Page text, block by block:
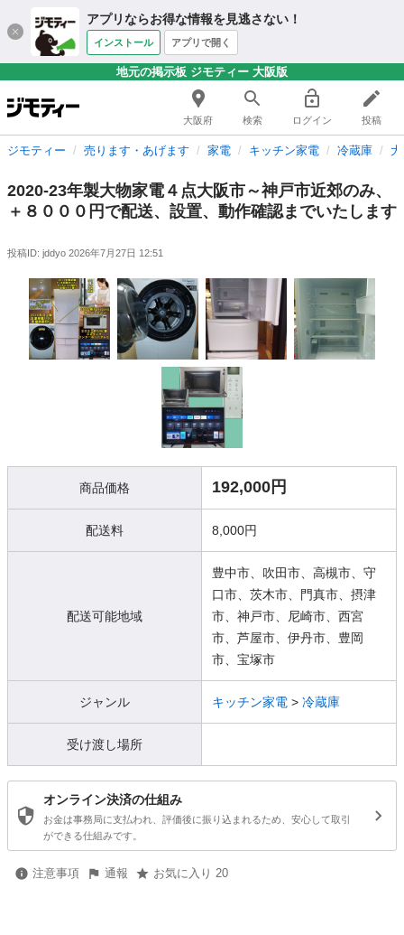
アプリならお得な情報を見逃さない！
インストール アプリで開く
地元の掲示板 ジモティー 大阪版
大阪府 検索 ログイン 投稿
ジモティー 売ります・あげます 家電 キッチン家電 冷蔵庫
2020-23年製大物家電４点大阪市～神戸市近郊のみ、
＋８０００円で配送、設置、動作確認までいたします
投稿ID: jddyo 2026年7月27日 12:51
商品価格 192,000円
配送料 8,000円
配送可能地域
豊中市、吹田市、高槻市、守
口市、茨木市、門真市、摂津
市、神戸市、尼崎市、西宮
市、芦屋市、伊丹市、豊岡
市、宝塚市
ジャンル キッチン家電 > 冷蔵庫
受け渡し場所
オンライン決済の仕組み
お金は事務局に支払われ、評価後に振り込まれるため、安心して取引
ができる仕組みです。
注意事項 通報 お気に入り 20